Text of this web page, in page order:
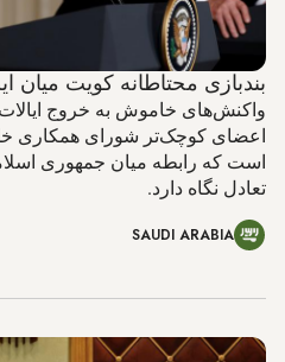
بندبازی محتاطانه کویت
واکنش‌های خاموش به خروج
اعضای کوچک‌تر شورای همکاری
است که رابطه میان جمهوری
تعادل نگاه دارد.
SAUDI ARABIA